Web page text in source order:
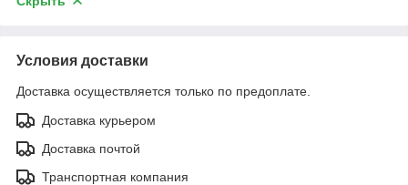
Условия доставки
Доставка осуществляется только по предоплате.
Доставка курьером
Доставка почтой
Транспортная компания